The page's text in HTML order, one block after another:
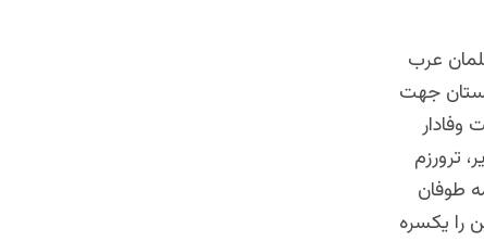
عرب
جهت
ترورزم
طوفان
را یکسره